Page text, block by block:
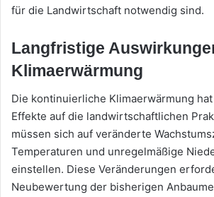
für die Landwirtschaft notwendig sind.
Langfristige
Klimaerwärmung
Die kontinuierliche Klimaerwärmung
Effekte auf die landwirtschaftlichen
müssen sich auf veränderte
Temperaturen und unregelmäßige
einstellen. Diese Veränderungen
Neubewertung der bisherigen